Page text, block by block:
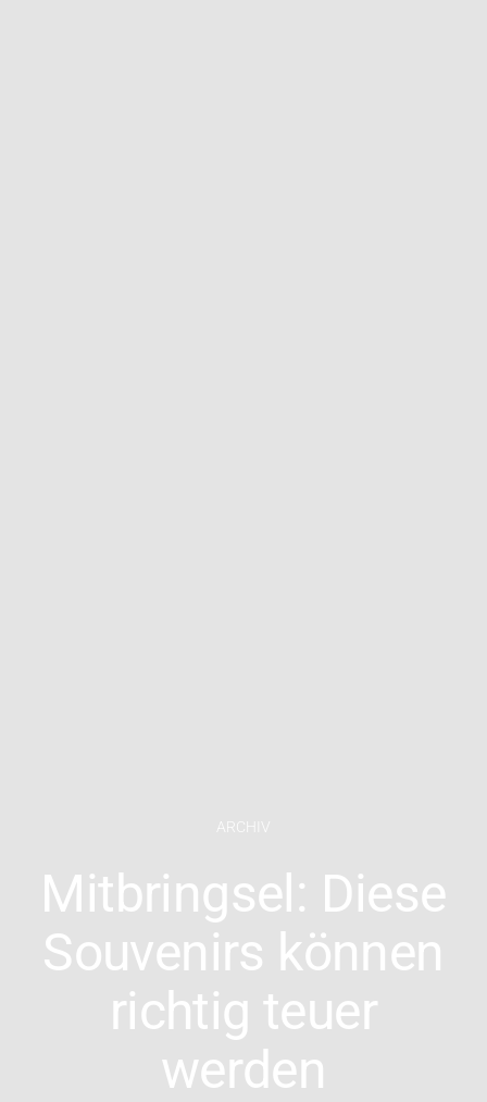
ARCHIV
Mitbringsel: Diese
Souvenirs können
richtig teuer
werden